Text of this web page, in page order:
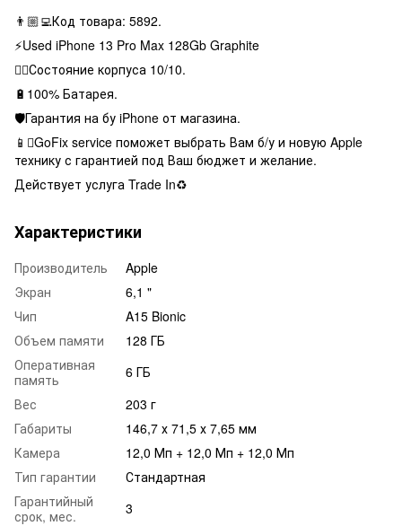
👨🏼‍💻Код товара: 5892.
⚡️Used iPhone 13 Pro Max 128Gb Graphite
👌🏻Состояние корпуса 10/10.
🔋100% Батарея.
🛡Гарантия на бу iPhone от магазина.
📱GoFix service поможет выбрать Вам б/у и новую Apple
технику с гарантией под Ваш бюджет и желание.
Действует услуга Trade In♻️
Характеристики
Производитель
Apple
Экран
6,1 "
Чип
A15 Bionic
Объем памяти
128 ГБ
Оперативная
память
6 ГБ
Вес
203 г
Габариты
146,7 х 71,5 х 7,65 мм
Камера
12,0 Мп + 12,0 Мп + 12,0 Мп
Тип гарантии
Стандартная
Гарантийный
срок, мес.
3